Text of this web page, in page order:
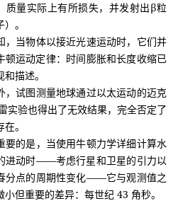
质量实际上有所损失，并发射出β粒
。
，当物体以接近光速运动时，它们并
顿运动定律：时间膨胀和长度收缩已
描述。
，试图测量地球通过以太运动的迈克
实验也得出了无效结果，完全否定了
。
要的是，当使用牛顿力学详细计算水
进动时——考虑行星和卫星的引力以
分点的周期性变化——它与观测值之
小但重要的差异：每世纪 43 角秒。